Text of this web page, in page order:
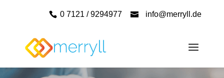
0 7121 / 9294977 info@merryll.de